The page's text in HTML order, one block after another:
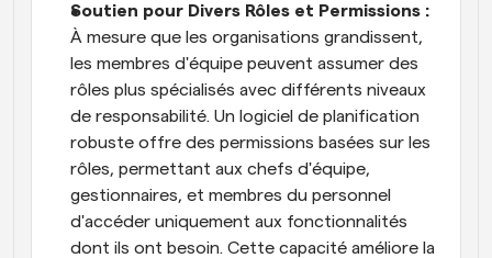
Soutien pour Divers Rôles et Permissions :
À mesure que les organisations grandissent,
les membres d'équipe peuvent assumer des
rôles plus spécialisés avec différents niveaux
de responsabilité. Un logiciel de planification
robuste offre des permissions basées sur les
rôles, permettant aux chefs d'équipe,
gestionnaires, et membres du personnel
d'accéder uniquement aux fonctionnalités
dont ils ont besoin. Cette capacité améliore la